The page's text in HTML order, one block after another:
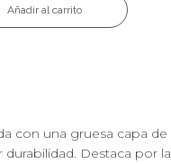
Añadir al carrito
con una gruesa capa
durabilidad. Destaca por